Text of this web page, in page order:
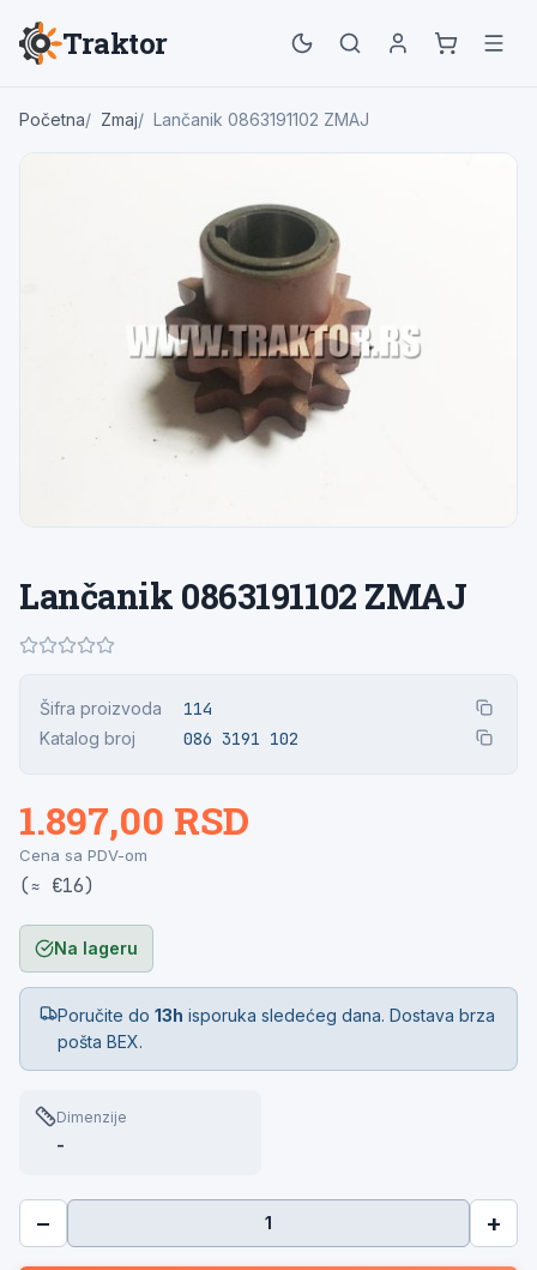
Traktor
Početna Zmaj Lančanik 0863191102 ZMAJ
Lančanik 0863191102 ZMAJ
Šifra proizvoda 114
Katalog broj 086 3191 102
1.897,00 RSD
Cena sa PDV-om
(≈ €16)
Na lageru
Poručite do13h isporuka sledećeg dana. Dostava brza
pošta BEX.
Dimenzije
-
− +